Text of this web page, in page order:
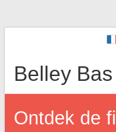
Belley
Ontdek de